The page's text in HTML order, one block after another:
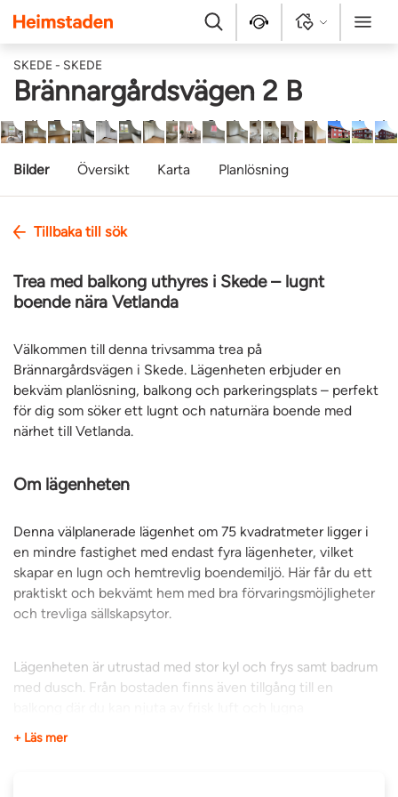
Heimstaden
Sök Kontakt Logga in Meny
SKEDE - SKEDE
Brännargårdsvägen 2 B
1/182/183/184/185/186/187/18 8/189/1810/1811/18 12/18
13/1814/1815/1816/18
Bilder Översikt Karta Planlösning
Tillbaka till sök
Trea med balkong uthyres i Skede – lugnt
boende nära Vetlanda
Välkommen till denna trivsamma trea på
Brännargårdsvägen i Skede. Lägenheten erbjuder en
bekväm planlösning, balkong och parkeringsplats – perfekt
för dig som söker ett lugnt och naturnära boende med
närhet till Vetlanda.
Om lägenheten
Denna välplanerade lägenhet om 75 kvadratmeter ligger i
en mindre fastighet med endast fyra lägenheter, vilket
skapar en lugn och hemtrevlig boendemiljö. Här får du ett
praktiskt och bekvämt hem med bra förvaringsmöjligheter
och trevliga sällskapsytor.
Lägenheten är utrustad med stor kyl och frys samt badrum
med dusch. Från bostaden finns även tillgång till en
omgivningar. En parkeringsplats ingår till lägenheten.
+ Läs mer